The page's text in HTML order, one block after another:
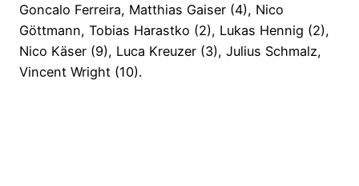
Goncalo Ferreira, Matthias Gaiser (4), Nico
Göttmann, Tobias Harastko (2), Lukas Hennig (2),
Nico Käser (9), Luca Kreuzer (3), Julius Schmalz,
Vincent Wright (10).